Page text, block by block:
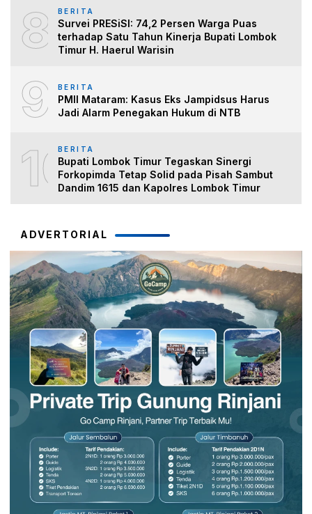
8 BERITA
Survei PRESiSI: 74,2 Persen Warga Puas
terhadap Satu Tahun Kinerja Bupati Lombok
Timur H. Haerul Warisin
9 BERITA
PMII Mataram: Kasus Eks Jampidsus Harus
Jadi Alarm Penegakan Hukum di NTB
10BERITA
Bupati Lombok Timur Tegaskan Sinergi
Forkopimda Tetap Solid pada Pisah Sambut
Dandim 1615 dan Kapolres Lombok Timur
ADVERTORIAL